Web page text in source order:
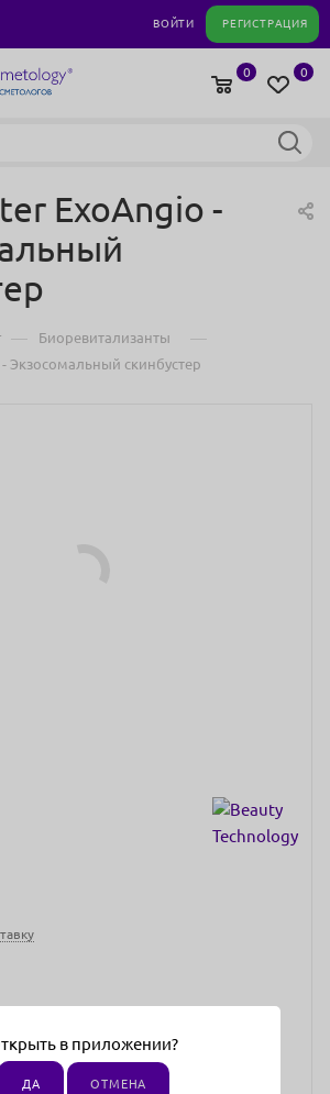
ВОЙТИ РЕГИСТРАЦИЯ
0
0
ExoAngio -
— Биоревитализанты —
Экзосомальный скинбустер
только для интернет-магазина и может
розничных магазинах
в приложении?
ДА ОТМЕНА